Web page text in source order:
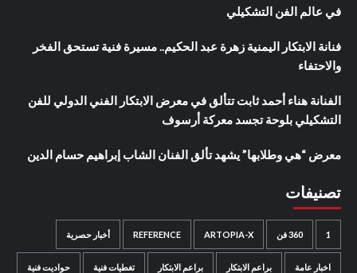
في عالم الفن التشكيلي
فنانة الابتكار اليمنية زهرة عبد الحكيم.. مسيرة فنية تستحق الفخر
والاحتفاء
الفنانة هناء أحمد ثابت تتألق في معرض الابتكار الفني الدولي للفن
التشكيلي بلوحة تجسد معركة أرسوف
معرض “هي وطلابها” يشهد تألق الفنان الشاب إبراهيم حسام الدين
تصنيفات
1 360 فن ARTOPIA-X
REFERENCE أخبار حصرية
اخبار عامة براعم الابتكار براعم الابتكار تغطيات فنية حواديت فنية